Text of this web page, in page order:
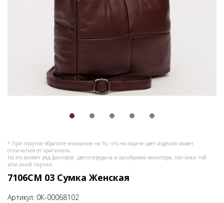
* При покупке обратите внимание на то, что на экране цвет изделия может
отличаться от оригинала.
На это влияет ряд факторов: цветопередача и калибровка монитора, тон кожи той
или иной партии.
7106СМ 03 Сумка Женская
Артикул: 0К-00068102